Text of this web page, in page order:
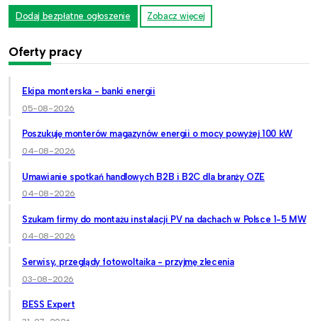
Dodaj bezpłatne ogłoszenie Zobacz więcej
Oferty pracy
Ekipa monterska - banki energii
05-08-2026
Poszukuję monterów magazynów energii o mocy powyżej 100 kW
04-08-2026
Umawianie spotkań handlowych B2B i B2C dla branży OZE
04-08-2026
Szukam firmy do montażu instalacji PV na dachach w Polsce 1-5 MW
04-08-2026
Serwisy, przeglądy fotowoltaika - przyjmę zlecenia
03-08-2026
BESS Expert